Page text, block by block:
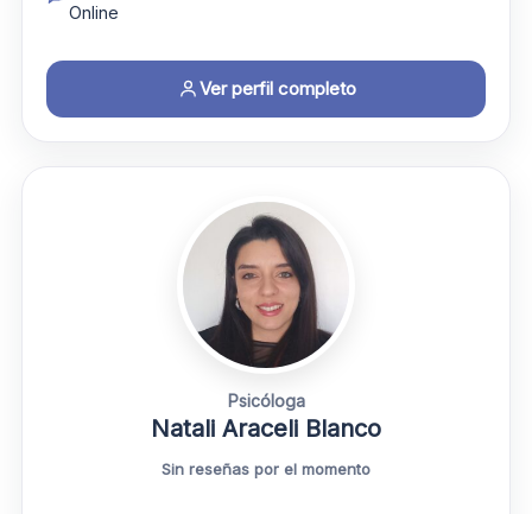
Online
Ver perfil completo
Psicóloga
Natali Araceli Blanco
Sin reseñas por el momento